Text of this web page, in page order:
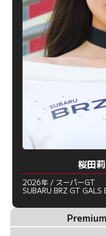
桜田
2026年 / スーパーGT
SUBARU BRZ GT GALS